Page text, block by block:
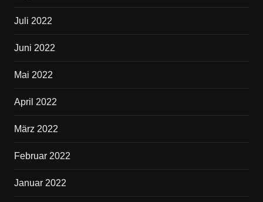
Juli 2022
Juni 2022
Mai 2022
April 2022
März 2022
Februar 2022
Januar 2022